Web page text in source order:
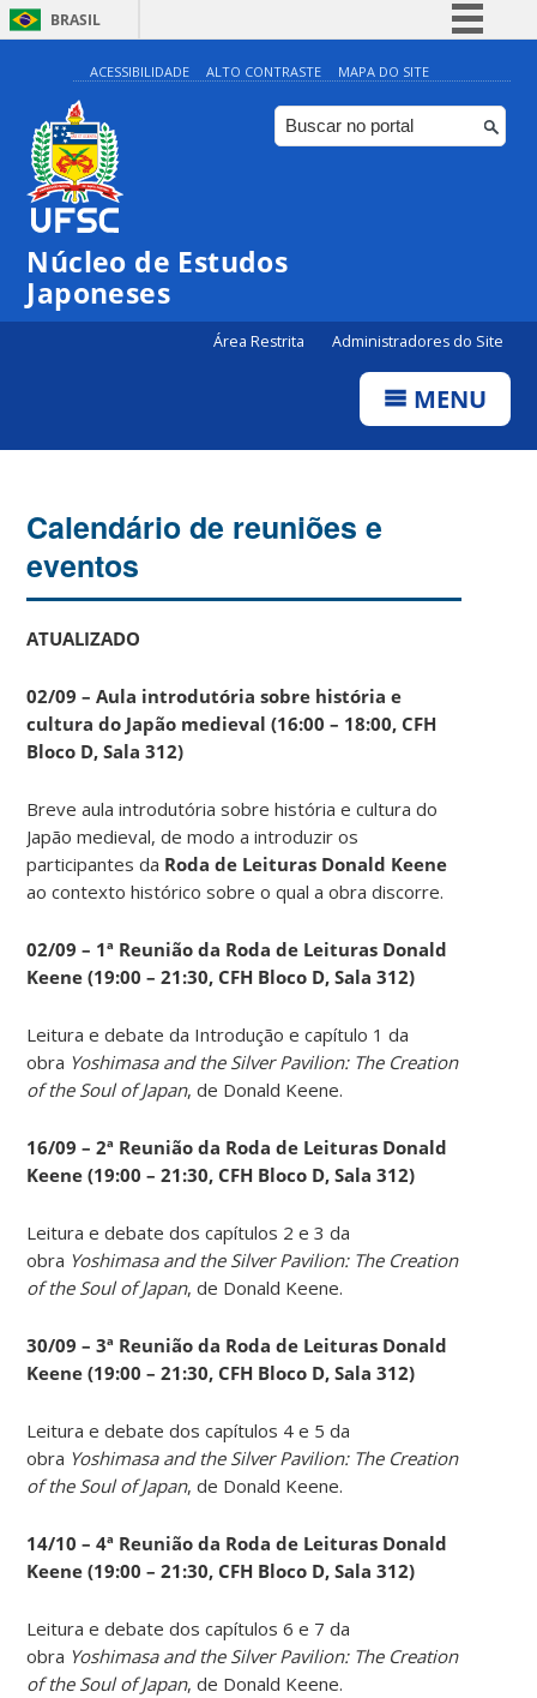
BRASIL
Simplifique!
Comunica BR
Participe
ACESSIBILIDADE ALTO CONTRASTE MAPA DO SITE
Núcleo de Estudos
Japoneses
Área Restrita Administradores do Site
MENU
Calendário de reuniões e
eventos
ATUALIZADO
02/09 – Aula introdutória sobre história e
cultura do Japão medieval (16:00 – 18:00, CFH
Bloco D, Sala 312)
Breve aula introdutória sobre história e cultura do
Japão medieval, de modo a introduzir os
participantes da Roda de Leituras Donald Keene
ao contexto histórico sobre o qual a obra discorre.
02/09 – 1ª Reunião da Roda de Leituras Donald
Keene (19:00 – 21:30, CFH Bloco D, Sala 312)
Leitura e debate da Introdução e capítulo 1 da
obra Yoshimasa and the Silver Pavilion: The Creation
of the Soul of Japan, de Donald Keene.
16/09 – 2ª Reunião da Roda de Leituras Donald
Keene (19:00 – 21:30, CFH Bloco D, Sala 312)
Leitura e debate dos capítulos 2 e 3 da
obra Yoshimasa and the Silver Pavilion: The Creation
of the Soul of Japan, de Donald Keene.
30/09 – 3ª Reunião da Roda de Leituras Donald
Keene (19:00 – 21:30, CFH Bloco D, Sala 312)
Leitura e debate dos capítulos 4 e 5 da
obra Yoshimasa and the Silver Pavilion: The Creation
of the Soul of Japan, de Donald Keene.
14/10 – 4ª Reunião da Roda de Leituras Donald
Keene (19:00 – 21:30, CFH Bloco D, Sala 312)
Leitura e debate dos capítulos 6 e 7 da
obra Yoshimasa and the Silver Pavilion: The Creation
of the Soul of Japan, de Donald Keene.